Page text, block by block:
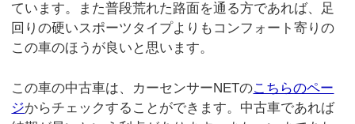
ています。また普段荒れた路面を通る方であれば、足
回りの硬いスポーツタイプよりもコンフォート寄りの
この車のほうが良いと思います。
この車の中古車は、カーセンサーNETのこちらのペー
ジからチェックすることができます。中古車であれば